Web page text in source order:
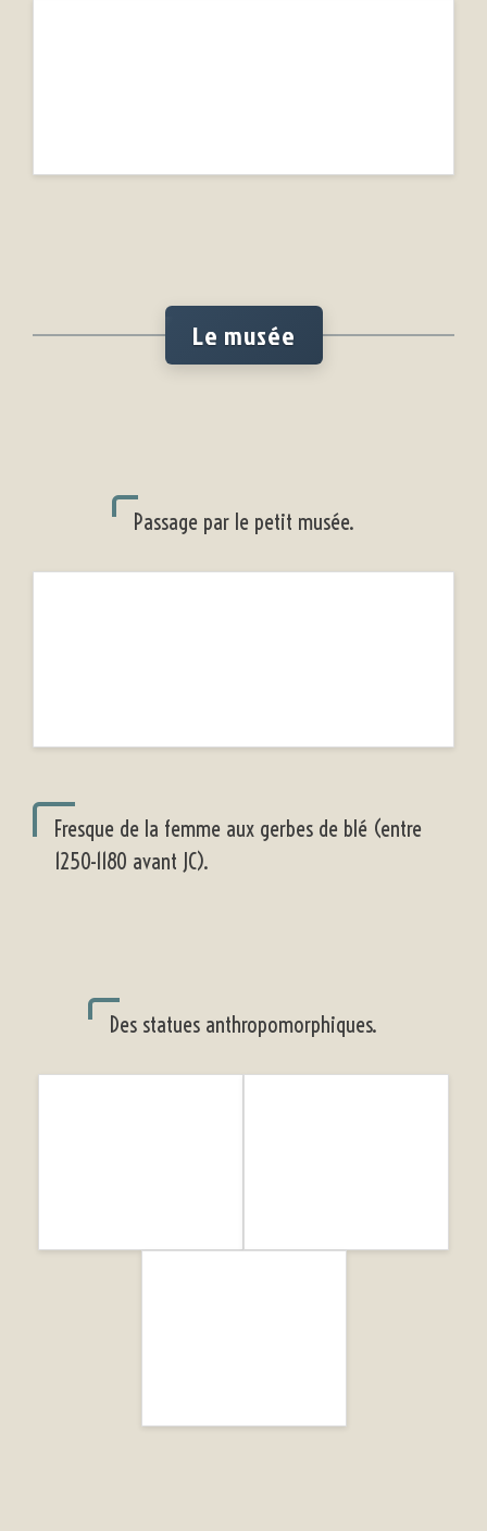
Le musée
Passage par le petit musée.
Fresque de la femme aux gerbes de blé (entre
1250-1180 avant JC).
Des statues anthropomorphiques.